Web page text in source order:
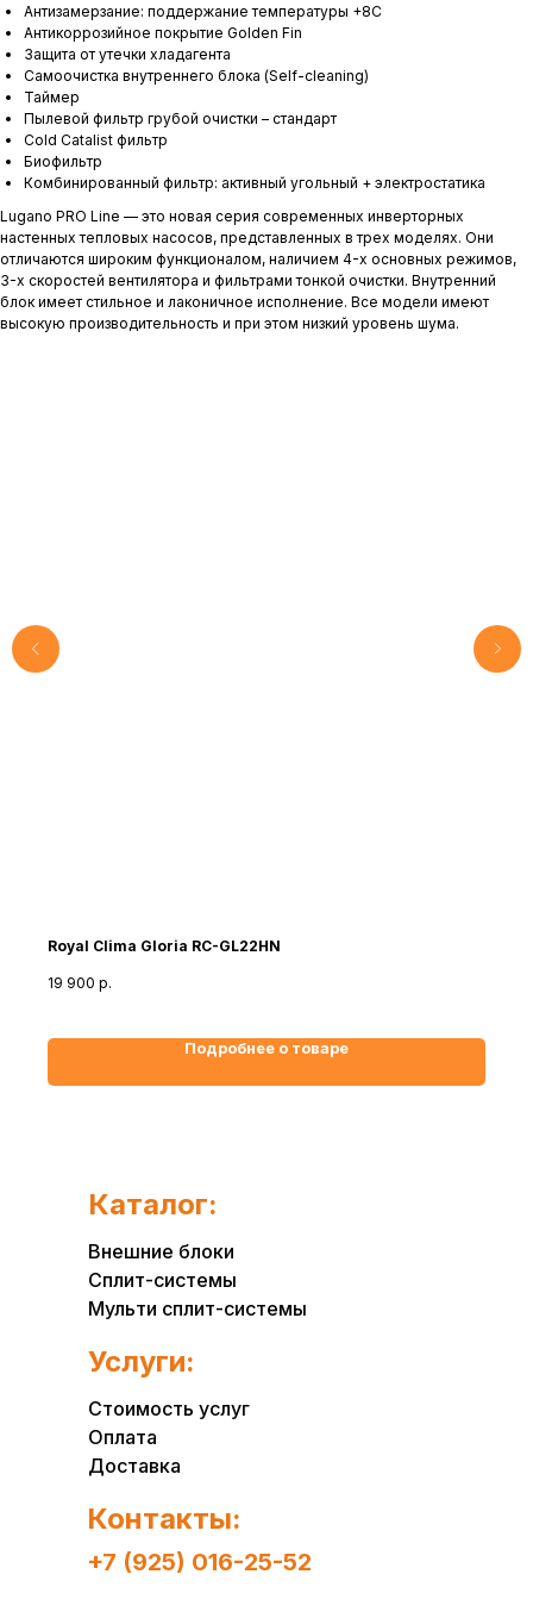
Антизамерзание: поддержание температуры +8С
Антикоррозийное покрытие Golden Fin
Защита от утечки хладагента
Самоочистка внутреннего блока (Self-cleaning)
Таймер
Пылевой фильтр грубой очистки – стандарт
Cold Catalist фильтр
Биофильтр
Комбинированный фильтр: активный угольный + электростатика
Lugano PRO Line — это новая серия современных инверторных
настенных тепловых насосов, представленных в трех моделях. Они
отличаются широким функционалом, наличием 4-х основных режимов,
3-х скоростей вентилятора и фильтрами тонкой очистки. Внутренний
блок имеет стильное и лаконичное исполнение. Все модели имеют
высокую производительность и при этом низкий уровень шума.
Royal Clima Gloria RC-GL22HN
19 900 р.
Подробнее о товаре
Внешние блоки
Сплит-системы
Мульти сплит-системы
Каталог:
Стоимость услуг
Оплата
Доставка
Услуги:
+7 (925) 016-25-52
Контакты: